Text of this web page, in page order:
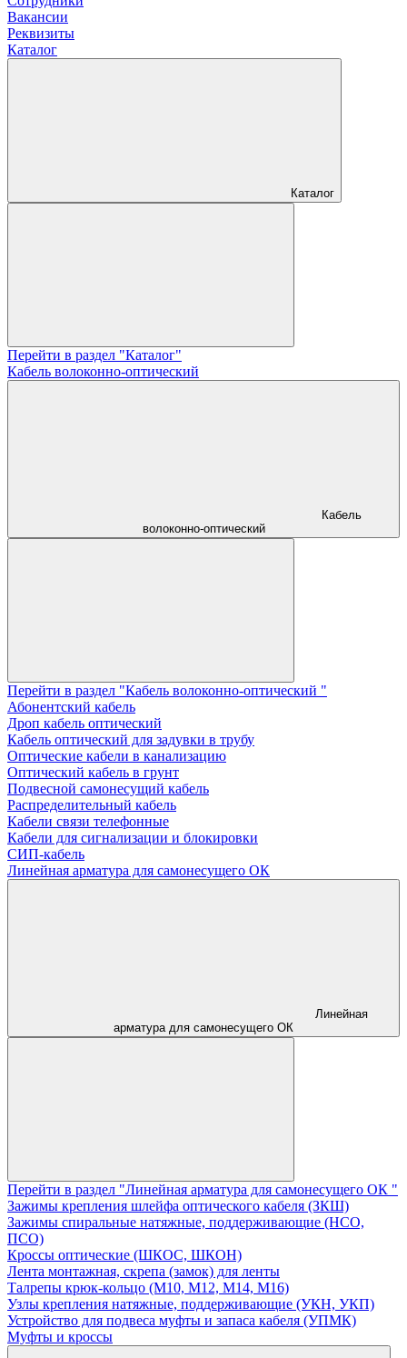
Вакансии
Реквизиты
Каталог
Каталог
Перейти в раздел "Каталог"
Кабель волоконно-оптический
Кабель
волоконно-оптический
Перейти в раздел "Кабель волоконно-оптический "
Абонентский кабель
Дроп кабель оптический
Кабель оптический для задувки в трубу
Оптические кабели в канализацию
Оптический кабель в грунт
Подвесной самонесущий кабель
Распределительный кабель
Кабели связи телефонные
Кабели для сигнализации и блокировки
СИП-кабель
Линейная арматура для самонесущего ОК
Линейная
арматура для самонесущего ОК
Перейти в раздел "Линейная арматура для самонесущего ОК "
Зажимы крепления шлейфа оптического кабеля (ЗКШ)
Зажимы спиральные натяжные, поддерживающие (НСО,
ПСО)
Кроссы оптические (ШКОС, ШКОН)
Лента монтажная, скрепа (замок) для ленты
Талрепы крюк-кольцо (М10, М12, М14, М16)
Узлы крепления натяжные, поддерживающие (УКН, УКП)
Устройство для подвеса муфты и запаса кабеля (УПМК)
Муфты и кроссы